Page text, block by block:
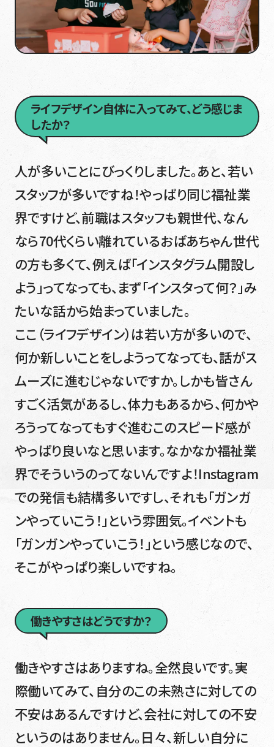
ライフデザイン自体に入ってみて、どう感じま
したか？
人が多いことにびっくりしました。あと、若い
スタッフが多いですね！やっぱり同じ福祉業
界ですけど、前職はスタッフも親世代、なん
なら70代くらい離れているおばあちゃん世代
の方も多くて、例えば「インスタグラム開設し
よう」ってなっても、まず「インスタって何？」み
たいな話から始まっていました。
ここ（ライフデザイン）は若い方が多いので、
何か新しいことをしようってなっても、話がス
ムーズに進むじゃないですか。しかも皆さん
すごく活気があるし、体力もあるから、何かや
ろうってなってもすぐ進むこのスピード感が
やっぱり良いなと思います。なかなか福祉業
界でそういうのってないんですよ！Instagram
での発信も結構多いですし、それも「ガンガ
ンやっていこう！」という雰囲気。イベントも
「ガンガンやっていこう！」という感じなので、
そこがやっぱり楽しいですね。
働きやすさはどうですか？
働きやすさはありますね。全然良いです。実
際働いてみて、自分のこの未熟さに対しての
不安はあるんですけど、会社に対しての不安
というのはありません。日々、新しい自分に